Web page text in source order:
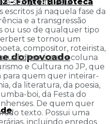
do povoado
sempre foi esta.
escritos já naquela fase da
e a transgressão
ou uso de qualquer tipo
se tornou um
compositor, roteirista,
disso é a sua coluna
e Cultura no JP, que
quem quer inteirar-
da literatura, da poesia,
boi, da Festa do
De quem quer
texto. Possui uma
incluindo enredos